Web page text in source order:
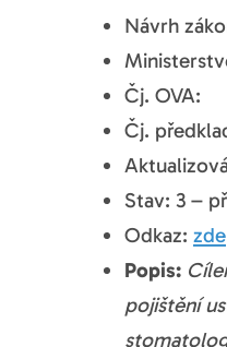
Návrh
Čj. OVA:
Čj.
Stav: 3 –
Odkaz: zde
Popis:
pojištění